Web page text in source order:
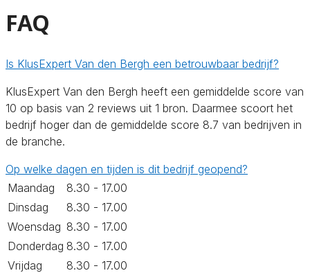
FAQ
Is KlusExpert Van den Bergh een betrouwbaar bedrijf?
KlusExpert Van den Bergh heeft een gemiddelde score van
10 op basis van 2 reviews uit 1 bron. Daarmee scoort het
bedrijf hoger dan de gemiddelde score 8.7 van bedrijven in
de branche.
Op welke dagen en tijden is dit bedrijf geopend?
Maandag
8.30 - 17.00
Dinsdag
8.30 - 17.00
Woensdag 8.30 - 17.00
Donderdag 8.30 - 17.00
Vrijdag
8.30 - 17.00